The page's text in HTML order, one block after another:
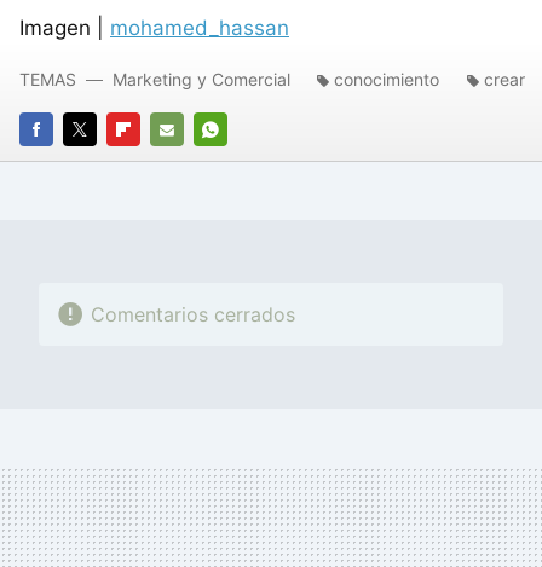
Imagen | mohamed_hassan
FACEBOOK
TWITTERFLIPBOARD
E-
WHATSAPP
TEMAS Marketing y Comercial conocimiento crear
Comentarios cerrados